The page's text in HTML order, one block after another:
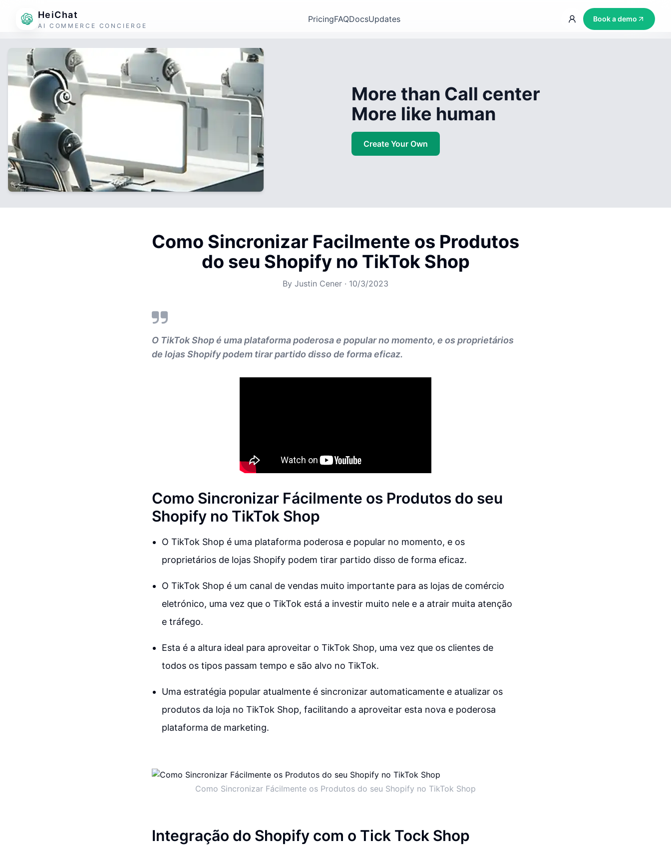
HeiChat
AI COMMERCE CONCIERGE
PricingFAQDocsUpdates Book a demo
More than Call center
More like human
Create Your Own
Como Sincronizar Facilmente os Produtos
do seu Shopify no TikTok Shop
By Justin Cener · 10/3/2023
O TikTok Shop é uma plataforma poderosa e popular no momento, e os proprietários
de lojas Shopify podem tirar partido disso de forma eficaz.
Como Sincronizar Fácilmente os Produtos do seu
Shopify no TikTok Shop
O TikTok Shop é uma plataforma poderosa e popular no momento, e os
proprietários de lojas Shopify podem tirar partido disso de forma eficaz.
O TikTok Shop é um canal de vendas muito importante para as lojas de comércio
eletrónico, uma vez que o TikTok está a investir muito nele e a atrair muita atenção
e tráfego.
Esta é a altura ideal para aproveitar o TikTok Shop, uma vez que os clientes de
todos os tipos passam tempo e são alvo no TikTok.
Uma estratégia popular atualmente é sincronizar automaticamente e atualizar os
produtos da loja no TikTok Shop, facilitando a aproveitar esta nova e poderosa
plataforma de marketing.
Como Sincronizar Fácilmente os Produtos do seu Shopify no TikTok Shop
Integração do Shopify com o Tick Tock Shop